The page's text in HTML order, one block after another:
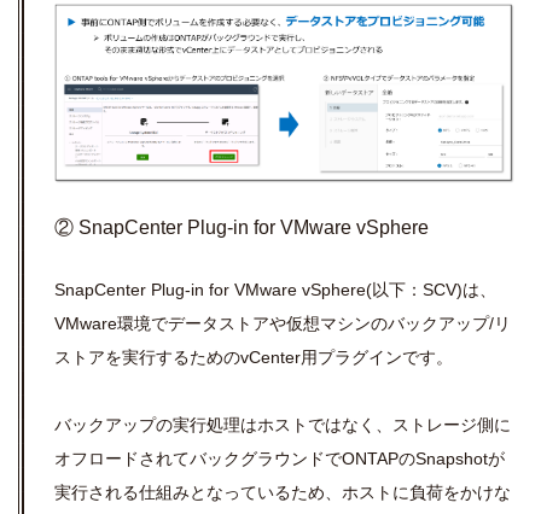
② SnapCenter Plug-in for VMware vSphere
SnapCenter Plug-in for VMware vSphere(以下：SCV)は、
VMware環境でデータストアや仮想マシンのバックアップ/リ
ストアを実行するためのvCenter用プラグインです。
バックアップの実行処理はホストではなく、ストレージ側に
オフロードされてバックグラウンドでONTAPのSnapshotが
実行される仕組みとなっているため、ホストに負荷をかけな